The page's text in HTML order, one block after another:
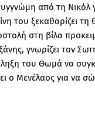
από τη Νικόλ
του ξεκαθαρίζει
στη βίλα
γνωρίζει τον
του Θωμά να
ο Μενέλαος για να